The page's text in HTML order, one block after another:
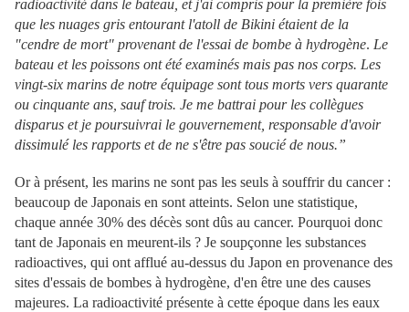
radioactivité dans le bateau, et j'ai compris pour la première fois
que les nuages gris entourant l'atoll de Bikini étaient de la
"cendre de mort" provenant de l'essai de bombe à hydrogène. Le
bateau et les poissons ont été examinés mais pas nos corps. Les
vingt-six marins de notre équipage sont tous morts vers quarante
ou cinquante ans, sauf trois. Je me battrai pour les collègues
disparus et je poursuivrai le gouvernement, responsable d'avoir
dissimulé les rapports et de ne s'être pas soucié de nous.”
Or à présent, les marins ne sont pas les seuls à souffrir du cancer :
beaucoup de Japonais en sont atteints. Selon une statistique,
chaque année 30% des décès sont dûs au cancer. Pourquoi donc
tant de Japonais en meurent-ils ? Je soupçonne les substances
radioactives, qui ont afflué au-dessus du Japon en provenance des
sites d'essais de bombes à hydrogène, d'en être une des causes
majeures. La radioactivité présente à cette époque dans les eaux